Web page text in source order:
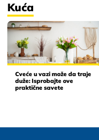
Kuća
Cveće u vazi može da traje
duže: Isprobajte ove
praktične savete